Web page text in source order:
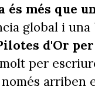
és més que
global i una
d'Or
per
arriben